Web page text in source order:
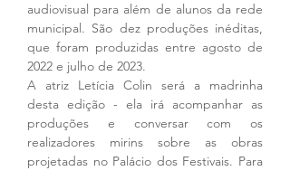
audiovisual para além de alunos da rede
municipal. São dez produções inéditas,
que foram produzidas entre agosto de
2022 e julho de 2023.
A atriz Letícia Colin será a madrinha
desta edição - ela irá acompanhar as
produções e conversar com os
realizadores mirins sobre as obras
projetadas no Palácio dos Festivais. Para